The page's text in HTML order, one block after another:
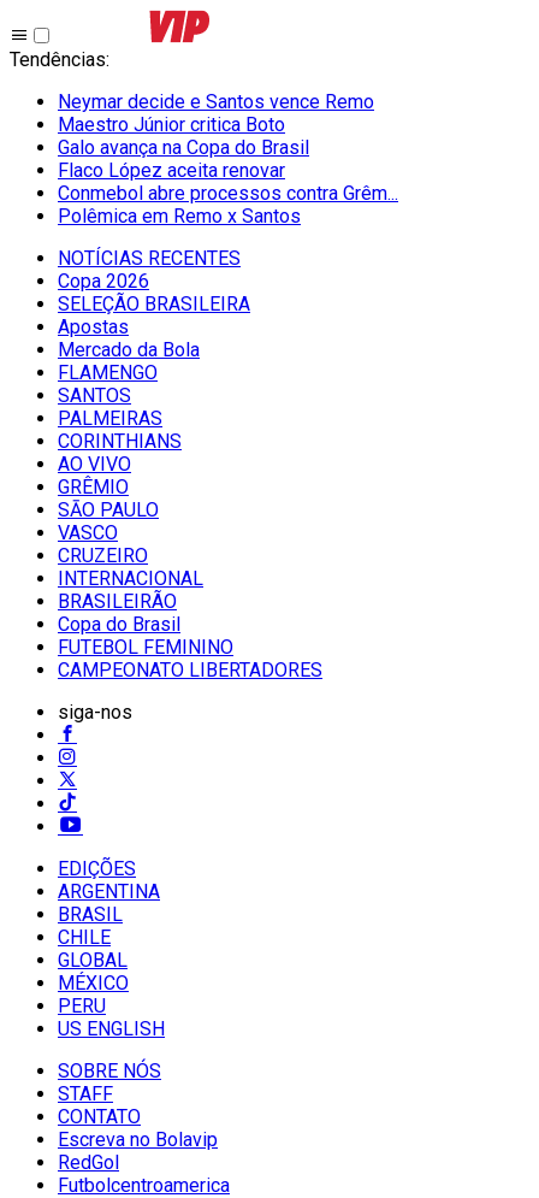
Tendências:
Neymar decide e Santos vence Remo
Maestro Júnior critica Boto
Galo avança na Copa do Brasil
Flaco López aceita renovar
Conmebol abre processos contra Grêm...
Polêmica em Remo x Santos
NOTÍCIAS RECENTES
Copa 2026
SELEÇÃO BRASILEIRA
Apostas
Mercado da Bola
FLAMENGO
SANTOS
PALMEIRAS
CORINTHIANS
AO VIVO
GRÊMIO
SĀO PAULO
VASCO
CRUZEIRO
INTERNACIONAL
BRASILEIRÃO
Copa do Brasil
FUTEBOL FEMININO
CAMPEONATO LIBERTADORES
siga-nos
EDIÇÕES
ARGENTINA
BRASIL
CHILE
GLOBAL
MÉXICO
PERU
US ENGLISH
SOBRE NÓS
STAFF
CONTATO
Escreva no Bolavip
RedGol
Futbolcentroamerica